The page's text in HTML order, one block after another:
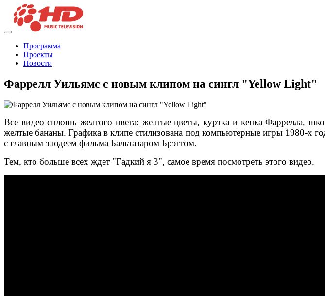
Программа
Проекты
Новости
Фаррелл Уильямс с новым клипом на сингл "Yellow Light"
Все видео сплошь желтого цвета: желтые цветы, куртка и кепка Фаррелла,
желтые бананы. Графика в клипе стилизована под компьютерные игры 1980-х
с главным злодеем фильма Бальтазаром Брэттом.
Тем, кто больше всех ждет "Гадкий я 3", самое время посмотреть этого видео.